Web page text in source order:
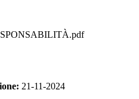
21-11-2024